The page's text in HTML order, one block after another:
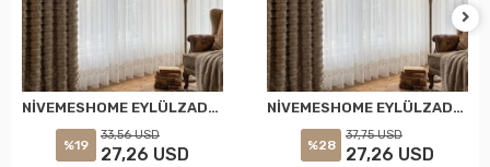
NİVEMESHOME EYLÜLZADE GOLD DETAY 1/2,5 PİLELİ TÜL PERDE APM
%19
33,56 USD
27,26 USD
NİVEMESHOME EYLÜLZADE GOLD DETAY 1/3 PİLELİ TÜL PERDE APM
%28
37,75 USD
27,26 USD